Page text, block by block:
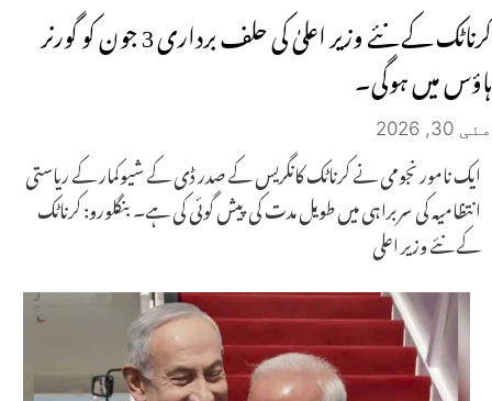
کرناٹک کے نئے وزیر اعلیٰ کی حلف برداری 3 جون کو گورنر
ہاؤس میں ہوگی۔
مئی 30, 2026
ایک نامور نجومی نے کرناٹک کانگریس کے صدر ڈی کے شیوکمار کے ریاستی
انتظامیہ کی سربراہی میں طویل مدت کی پیش گوئی کی ہے۔ بنگلورو: کرناٹک
کے نئے وزیر اعلی